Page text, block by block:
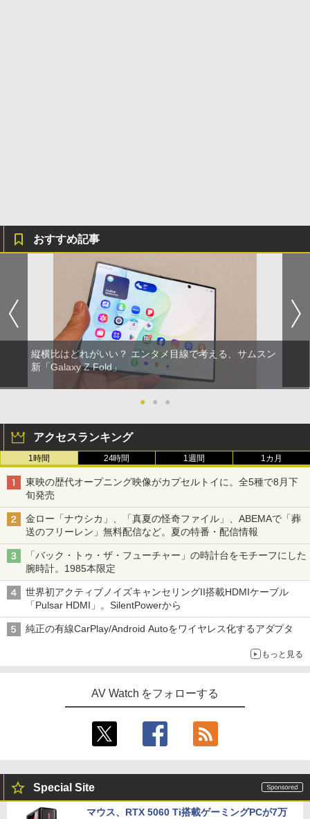
おすすめ記事
縦横比はどれがいい？ エンタメ目線で考える、サムスン
新「Galaxy Z Fold」
● ● ●
アクセスランキング
1時間 24時間 1週間 1カ月
東映の歴代オープニング映像がカプセルトイに。全5種で8月下
旬発売
金ロー「ナウシカ」、「真夏の怪奇ファイル」、ABEMAで「葬
送のフリーレン」無料配信など。夏の特番・配信情報
「バック・トゥ・ザ・フューチャー」の時計台をモチーフにした
腕時計。1985本限定
世界初アクティブノイズキャンセリングII搭載HDMIケーブル
「Pulsar HDMI」。SilentPowerから
純正の有線CarPlay/Android Autoをワイヤレス化するアダプタ
もっと見る
AV Watch をフォローする
Special Site
マウス、RTX 5060 Ti搭載ゲーミングPCが7万